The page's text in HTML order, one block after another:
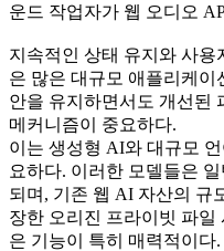
운드 작업자가 웹 오디오
지속적인 상태 유지와 사용
은 많은 대규모 애플리케이
안을 유지하면서도 개선된
메커니즘이 중요하다.
이는 생성형 AI와 대규모
요하다. 이러한 모델들은
되며, 기존 웹 AI 자산의 규
장한 오리진 프라이빗 파일
은 기능이 특히 매력적이다.